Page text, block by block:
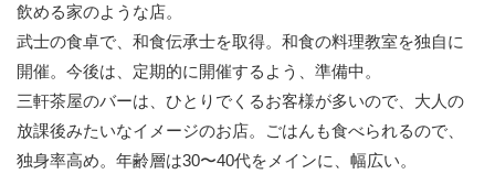
飲める家のような店。
武士の食卓で、和食伝承士を取得。和食の料理教室を独自に
開催。今後は、定期的に開催するよう、準備中。
三軒茶屋のバーは、ひとりでくるお客様が多いので、大人の
放課後みたいなイメージのお店。ごはんも食べられるので、
独身率高め。年齢層は30〜40代をメインに、幅広い。